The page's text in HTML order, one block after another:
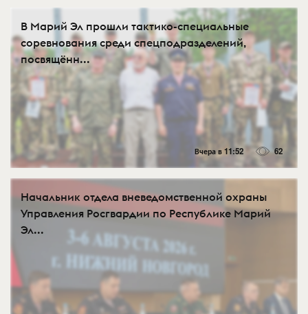
В Марий Эл прошли тактико-специальные
соревнования среди спецподразделений,
посвящённ...
Вчера в 11:52 62
Начальник отдела вневедомственной охраны
Управления Росгвардии по Республике Марий
Эл...